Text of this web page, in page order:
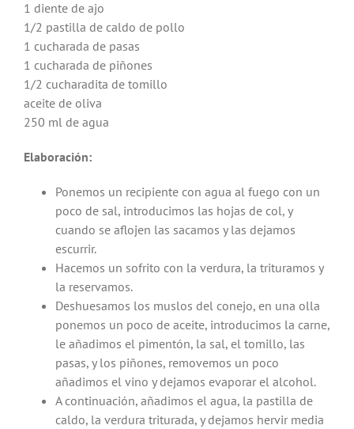
1 diente de ajo
1/2 pastilla de caldo de pollo
1 cucharada de pasas
1 cucharada de piñones
1/2 cucharadita de tomillo
aceite de oliva
250 ml de agua
Elaboración:
Ponemos un recipiente con agua al fuego con un
poco de sal, introducimos las hojas de col, y
cuando se aflojen las sacamos y las dejamos
escurrir.
Hacemos un sofrito con la verdura, la trituramos y
la reservamos.
Deshuesamos los muslos del conejo, en una olla
ponemos un poco de aceite, introducimos la carne,
le añadimos el pimentón, la sal, el tomillo, las
pasas, y los piñones, removemos un poco
añadimos el vino y dejamos evaporar el alcohol.
A continuación, añadimos el agua, la pastilla de
caldo, la verdura triturada, y dejamos hervir media